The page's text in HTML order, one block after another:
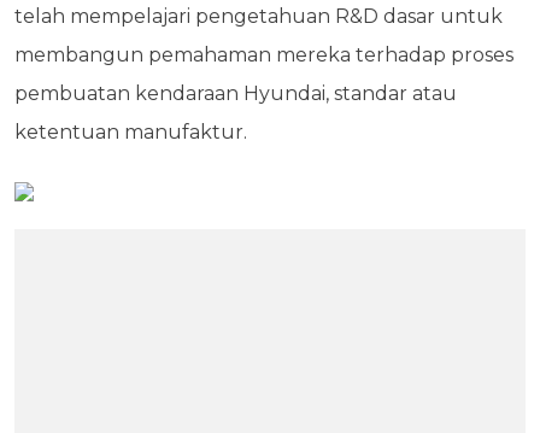
telah mempelajari pengetahuan R&D dasar untuk
membangun pemahaman mereka terhadap proses
pembuatan kendaraan Hyundai, standar atau
ketentuan manufaktur.